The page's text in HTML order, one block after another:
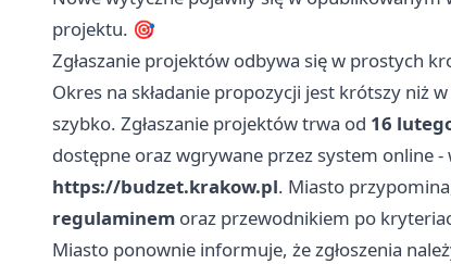
projektu. 🎯
Zgłaszanie projektów odbywa się w prostych
Okres na składanie propozycji jest krótszy niż
szybko. Zgłaszanie projektów trwa od 16
dostępne oraz wgrywane przez system online
https://budzet.krakow.pl. Miasto
regulaminem oraz przewodnikiem po
Miasto ponownie informuje, że zgłoszenia